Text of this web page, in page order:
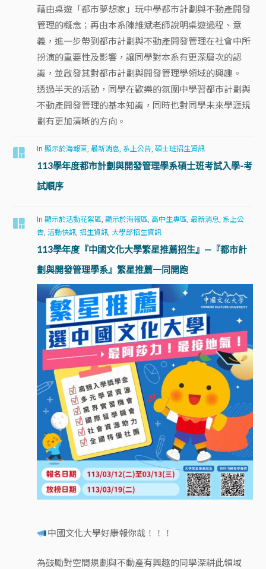
藉由桌遊「都市夢想家」玩中學都市計劃與不動產開發
管理的概念；再由本系陳維斌老師說明桌遊過程、意
義，進一步帶到都市計劃與不動產開發管理在社會中所
扮演的重要性及影響，讓同學對本系有更深層次的認
識，並啟發其對都市計劃與開發管理學領域的興趣。
透過半天的活動，同學在歡樂的氛圍中學習都市計劃與
不動產開發管理的基本知識，同時也對同學未來學涯規
劃有更加清晰的方向。
In顯示於海報區,最新消息, 系上公告,碩士班招生資訊
113學年度都市計劃與開發管理學系碩士班考試入學-考
試順序
In顯示於活動花絮區,顯示於海報區,高中生專區,最新消息, 系上公
告,活動快訊,招生資訊, 大學部招生資訊
113學年度『中國文化大學繁星推薦招生』—『都市計
劃與開發管理學系』繁星推薦一同開跑
中國文化大學好康報你哉！！！
為鼓勵對空間規劃與不動產有興趣的同學深耕此領域